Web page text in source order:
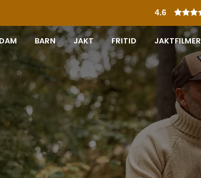
4.6
DAM BARN JAKT FRITID JAKTFILMER